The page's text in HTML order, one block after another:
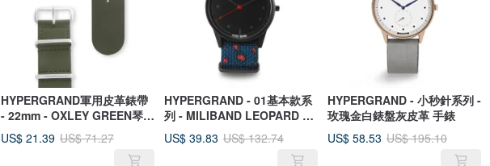
HYPERGRAND軍用皮革錶帶
- 22mm - OXLEY GREEN琴酒
綠皮革(銀釦)
US$ 21.39 US$ 71.27
HYPERGRAND - 01基本款系
列 - MILIBAND LEOPARD 藍
紅豹紋手錶-黑黑錶盤
US$ 39.83 US$ 132.74
HYPERGRAND - 小秒針系列 -
玫瑰金白錶盤灰皮革 手錶
US$ 58.53 US$ 195.10